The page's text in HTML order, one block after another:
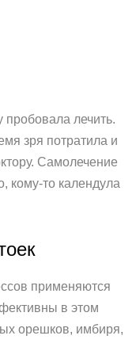
лечить.
зря потратила и
Самолечение
кому-то календула
применяются
в этом
орешков, имбиря,